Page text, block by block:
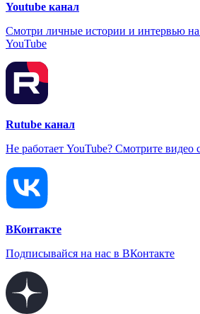
Youtube канал
Смотри личные истории и интервью
YouTube
Rutube канал
Не работает YouTube? Смотрите видео
ВКонтакте
Подписывайся на нас в ВКонтакте